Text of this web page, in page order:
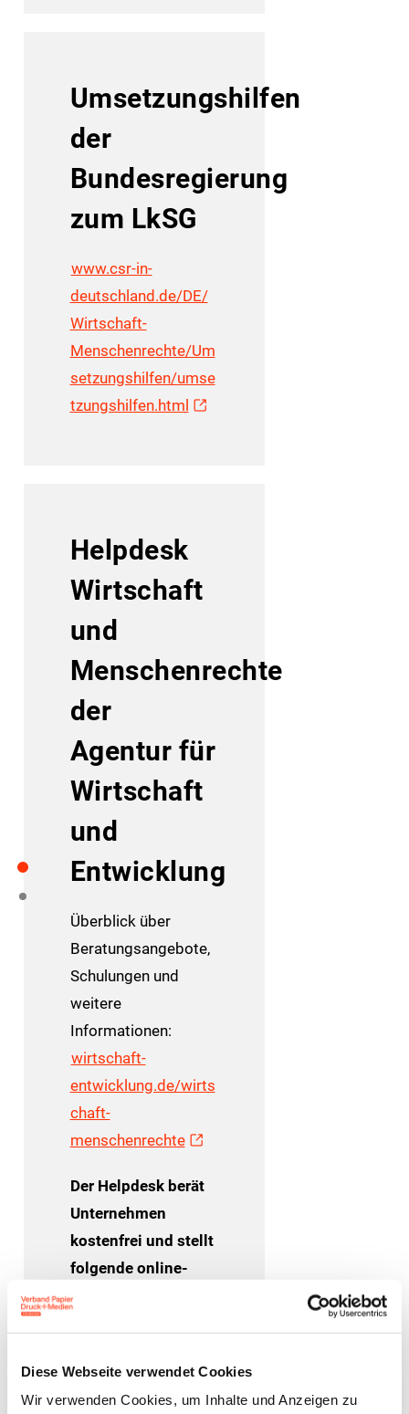
Diese Webseite verwendet Cookies
Wir verwenden Cookies, um Inhalte und Anzeigen zu
Umsetzungshilfen
der
Bundesregierung
zum LkSG
www.csr-in-
deutschland.de/DE/
Wirtschaft-
Menschenrechte/Um
setzungshilfen/umse
tzungshilfen.html
Helpdesk
Wirtschaft
und
Menschenrechte
der
Agentur für
Wirtschaft
und
Entwicklung
Überblick über
Beratungsangebote,
Schulungen und
weitere
Informationen:
wirtschaft-
entwicklung.de/wirts
chaft-
menschenrechte
Der Helpdesk berät
Unternehmen
kostenfrei und stellt
folgende online-
Tools für
DerCSR Risiko-